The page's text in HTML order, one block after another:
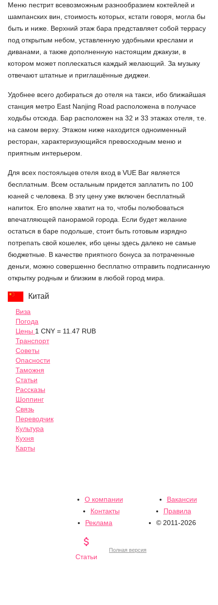
Меню пестрит всевозможным разнообразием коктейлей и
шампанских вин, стоимость которых, кстати говоря, могла бы
быть и ниже. Верхний этаж бара представляет собой террасу
под открытым небом, уставленную удобными креслами и
диванами, а также дополненную настоящим джакузи, в
котором может поплескаться каждый желающий. За музыку
отвечают штатные и приглашённые диджеи.
Удобнее всего добираться до отеля на такси, ибо ближайшая
станция метро East Nanjing Road расположена в получасе
ходьбы отсюда. Бар расположен на 32 и 33 этажах отеля, т.е.
на самом верху. Этажом ниже находится одноименный
ресторан, характеризующийся превосходным меню и
приятным интерьером.
Для всех постояльцев отеля вход в VUE Bar является
бесплатным. Всем остальным придется заплатить по 100
юаней с человека. В эту цену уже включен бесплатный
напиток. Его вполне хватит на то, чтобы полюбоваться
впечатляющей панорамой города. Если будет желание
остаться в баре подольше, стоит быть готовым изрядно
потрепать свой кошелек, ибо цены здесь далеко не самые
бюджетные. В качестве приятного бонуса за потраченные
деньги, можно совершенно бесплатно отправить подписанную
открытку родным и близким в любой город мира.
Китай
Виза
Погода
Цены 1 CNY = 11.47 RUB
Транспорт
Советы
Опасности
Таможня
Статьи
Рассказы
Шоппинг
Связь
Переводчик
Культура
Кухня
Карты
О компании
Вакансии
Контакты
Правила
Реклама
© 2011-2026

Статьи
Полная версия